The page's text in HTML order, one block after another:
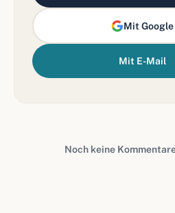
Mit Google
Mit E-Mail
Noch keine